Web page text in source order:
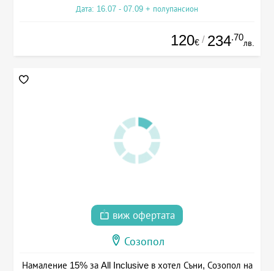
Дата: 16.07 - 07.09 + полупансион
120€ / 234.70
лв.
виж офертата
Созопол
Намаление 15% за All Inclusive в хотел Съни, Созопол на